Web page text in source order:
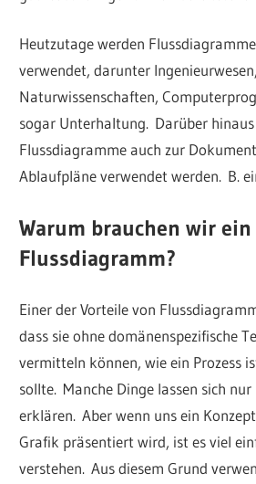
Heutzutage werden
verwendet, darunter Ingenieurwesen,
Naturwissenschaften,
sogar Unterhaltung. Darüber
Flussdiagramme auch zur
Ablaufpläne verwendet werden. B.
Warum brauchen wir ein
Flussdiagramm?
Einer der Vorteile von
dass sie ohne domänenspezifische
vermitteln können, wie ein Prozess
sollte. Manche Dinge lassen sich
erklären. Aber wenn uns ein
Grafik präsentiert wird, ist es viel
verstehen. Aus diesem Grund